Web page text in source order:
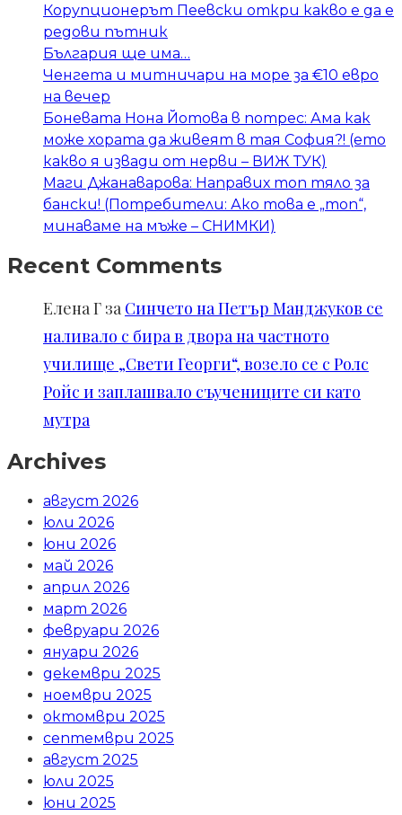
Корупционерът Пеевски откри какво е да е
редови пътник
България ще има…
Ченгета и митничари на море за €10 евро
на вечер
Боневата Нона Йотова в потрес: Ама как
може хората да живеят в тая София?! (ето
какво я извади от нерви – ВИЖ ТУК)
Маги Джанаварова: Направих топ тяло за
бански! (Потребители: Ако това е „топ“,
минаваме на мъже – СНИМКИ)
Recent Comments
Елена Г за Синчето на Петър Манджуков се
наливало с бира в двора на частното
училище „Свети Георги“, возело се с Ролс
Ройс и заплашвало съучениците си като
мутра
Archives
август 2026
юли 2026
юни 2026
май 2026
април 2026
март 2026
февруари 2026
януари 2026
декември 2025
ноември 2025
октомври 2025
септември 2025
август 2025
юли 2025
юни 2025